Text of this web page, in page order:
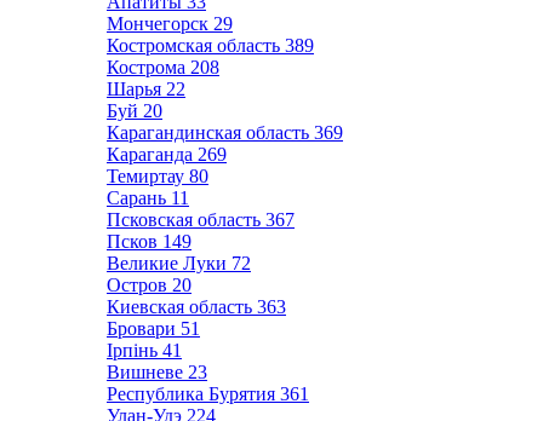
Мончегорск 29
Костромская область 389
Кострома 208
Шарья 22
Буй 20
Карагандинская область 369
Караганда 269
Темиртау 80
Сарань 11
Псковская область 367
Псков 149
Великие Луки 72
Остров 20
Киевская область 363
Бровари 51
Ірпінь 41
Вишневе 23
Республика Бурятия 361
Улан-Удэ 224